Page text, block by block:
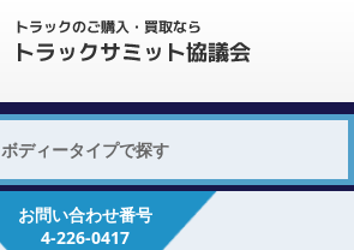
ボディータイプで探す
お問い合わせ番号
4-226-0417